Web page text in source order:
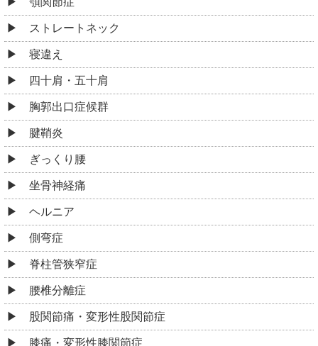
ストレートネック
寝違え
四十肩・五十肩
胸郭出口症候群
腱鞘炎
ぎっくり腰
坐骨神経痛
ヘルニア
側弯症
脊柱管狭窄症
腰椎分離症
股関節痛・変形性股関節症
膝痛・変形性膝関節症